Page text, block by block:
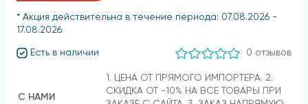
* Акция действительна в течение периода: 07.08.2026 -
17.08.2026
Есть в наличии 0 отзывов
С НАМИ
1. ЦЕНА ОТ ПРЯМОГО ИМПОРТЕРА. 2.
СКИДКА ОТ -10% НА ВСЕ ТОВАРЫ ПРИ